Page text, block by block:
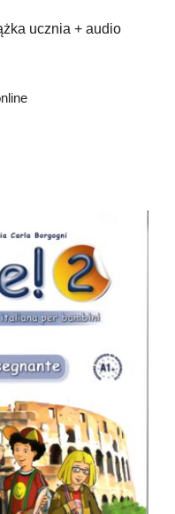
+ audio online
l’insegnante